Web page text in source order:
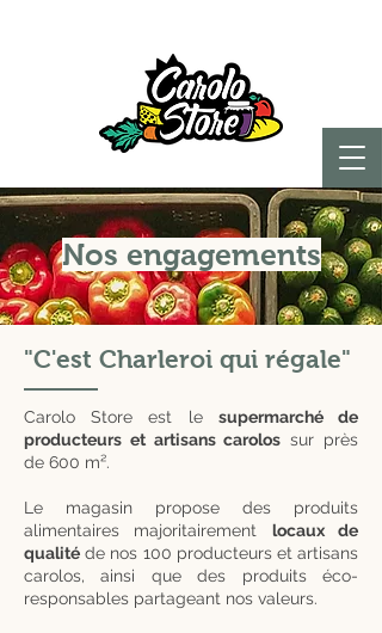
Nos engagements
"C'est Charleroi qui régale"
Carolo Store est le supermarché de
producteurs et artisans carolos sur près
de 600 m².
Le magasin propose des produits
alimentaires majoritairement locaux de
qualité de nos 100 producteurs et artisans
carolos, ainsi que des produits éco-
responsables partageant nos valeurs.